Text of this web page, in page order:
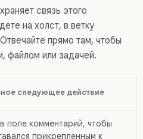
связь этого
на холст, в ветку
прямо там, чтобы
файлом или задачей.
следующее действие
поле комментарий, чтобы
прикрепленным к